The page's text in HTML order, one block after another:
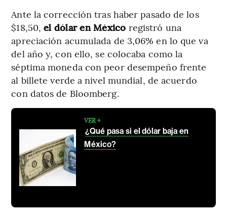
Ante la corrección tras haber pasado de los
$18,50,el dólar en México registró una
apreciación acumulada de 3,06% en lo que va
del año y, con ello, se colocaba como la
séptima moneda con peor desempeño frente
al billete verde a nivel mundial, de acuerdo
con datos de Bloomberg.
VER +
¿Qué pasa si el dólar baja en
México?